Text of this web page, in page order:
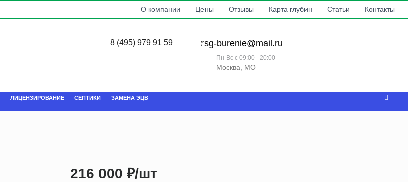
О компании Цены Отзывы Карта глубин Статьи Контакты
8 (495) 979 91 59 rsg-burenie@mail.ru
Пн-Вс с 09:00 - 20:00
Москва, МО
ЛИЦЕНЗИРОВАНИЕ СЕПТИКИ ЗАМЕНА ЭЦВ
216 000 ₽/шт